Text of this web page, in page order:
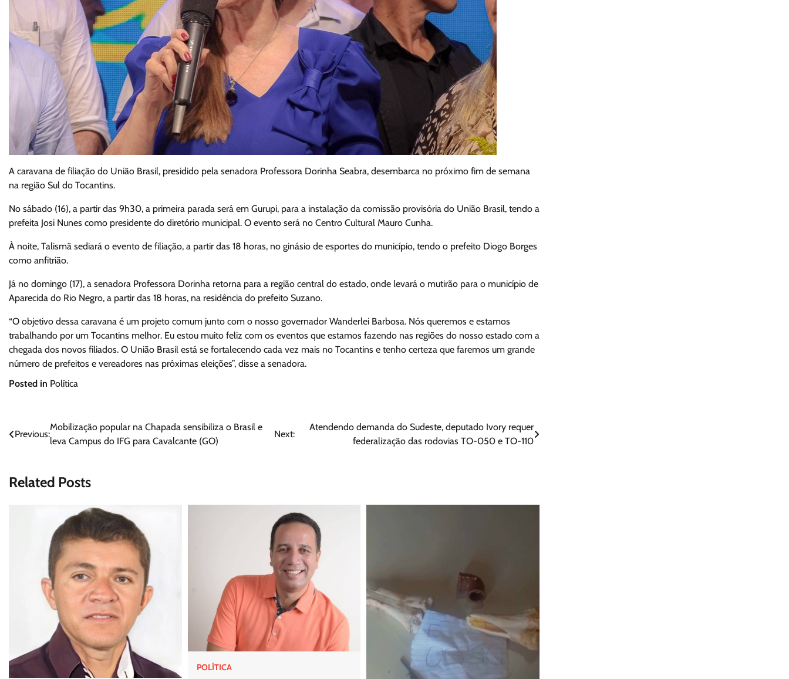
A caravana de filiação do União Brasil, presidido pela senadora Professora Dorinha Seabra, desembarca no próximo fim de semana
na região Sul do Tocantins.
No sábado (16), a partir das 9h30, a primeira parada será em Gurupi, para a instalação da comissão provisória do União Brasil, tendo a
prefeita Josi Nunes como presidente do diretório municipal. O evento será no Centro Cultural Mauro Cunha.
À noite, Talismã sediará o evento de filiação, a partir das 18 horas, no ginásio de esportes do município, tendo o prefeito Diogo Borges
como anfitrião.
Já no domingo (17), a senadora Professora Dorinha retorna para a região central do estado, onde levará o mutirão para o município de
Aparecida do Rio Negro, a partir das 18 horas, na residência do prefeito Suzano.
“O objetivo dessa caravana é um projeto comum junto com o nosso governador Wanderlei Barbosa. Nós queremos e estamos
trabalhando por um Tocantins melhor. Eu estou muito feliz com os eventos que estamos fazendo nas regiões do nosso estado com a
chegada dos novos filiados. O União Brasil está se fortalecendo cada vez mais no Tocantins e tenho certeza que faremos um grande
número de prefeitos e vereadores nas próximas eleições”, disse a senadora.
Posted in Política
Navegação
Post
Previous:
Mobilização popular na Chapada sensibiliza o Brasil e
leva Campus do IFG para Cavalcante (GO)
Next:
Atendendo demanda do Sudeste, deputado Ivory requer
federalização das rodovias TO-050 e TO-110
Related Posts
POLÍTICA